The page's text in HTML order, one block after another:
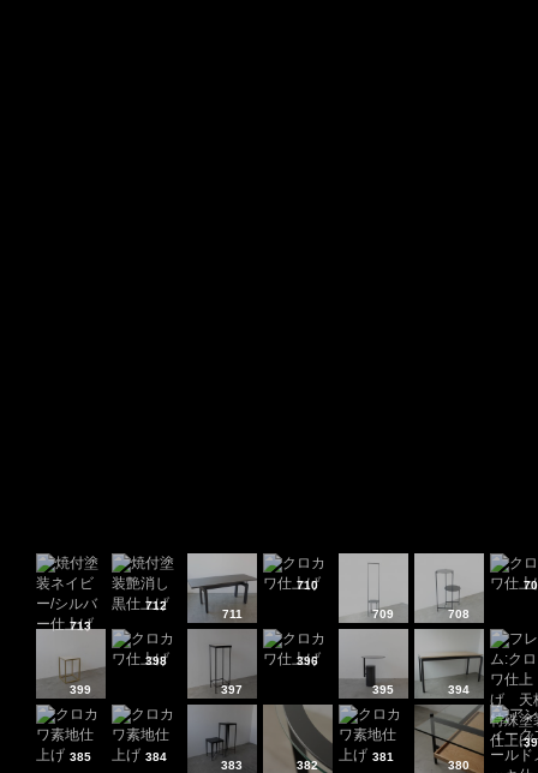
713
712
711
710
709 708
399
398
397
396
395 394
385
384
383 382
381
380